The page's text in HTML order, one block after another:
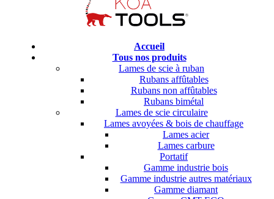
Accueil
Tous nos produits
Lames de scie à ruban
Rubans affûtables
Rubans non affûtables
Rubans bimétal
Lames de scie circulaire
Lames avoyées & bois de chauffage
Lames acier
Lames carbure
Portatif
Gamme industrie bois
Gamme industrie autres matériaux
Gamme diamant